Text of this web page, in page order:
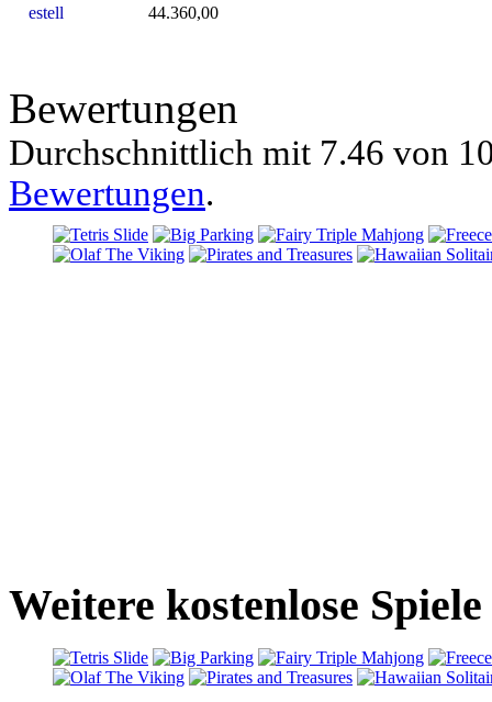
estell
44.360,00
Bewertungen
Durchschnittlich mit 7.46 von
Bewertungen.
Weitere kostenlose